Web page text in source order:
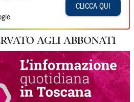
CLICCA QUI
AGLI ABBONATI